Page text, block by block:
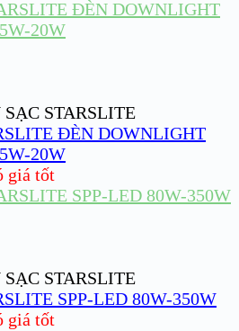
STARSLITE
ĐÈN DOWNLIGHT
20W
giá tốt
STARSLITE
SPP-LED 80W-350W
giá tốt